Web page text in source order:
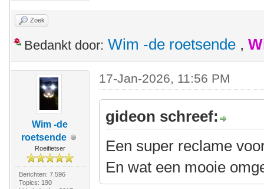
Zoek
Bedankt door: Wim -de roetsende ,
Wim -de
roetsende
Roeifietser
Berichten: 7.596
Topics: 190
17-Jan-2026, 11:56 PM
gideon schreef:
Een super reclame
En wat een mooie